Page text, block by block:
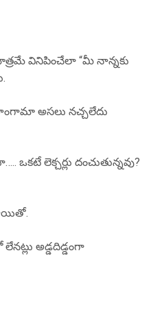
వినిపించేలా “మీ నాన్నకు
అసలు నచ్చలేదు
ఒకటే లెక్చర్లు దంచుతున్నవు?
అడ్డదిడ్డంగా